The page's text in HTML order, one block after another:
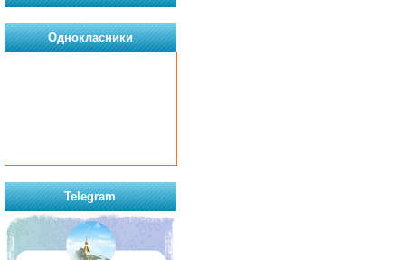
Однокласники
Telegram